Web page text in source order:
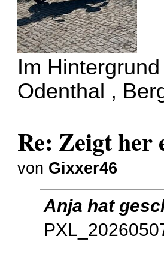
Im
Odenthal ,
Re: Zeigt her
von Gixxer46
Anja hat